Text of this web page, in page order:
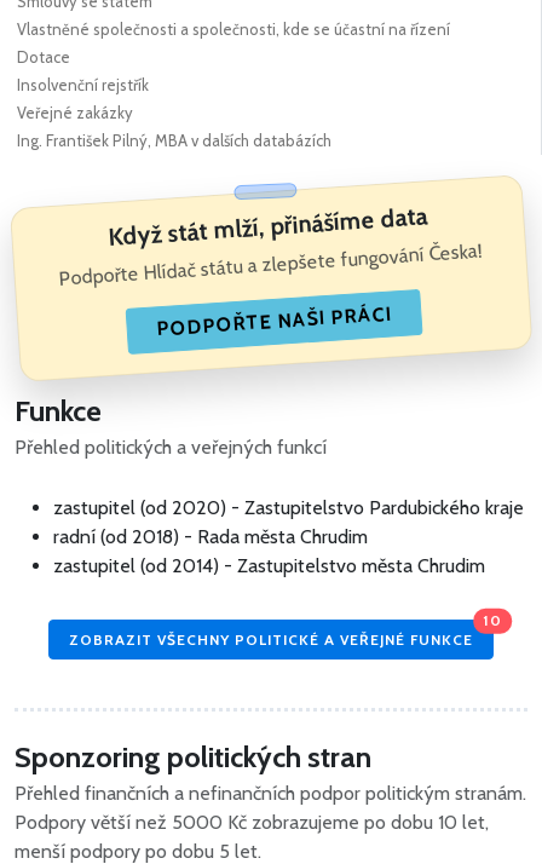
Vlastněné společnosti a společnosti, kde se účastní na řízení
Dotace
Insolvenční rejstřík
Veřejné zakázky
Ing. František Pilný, MBA v dalších databázích
Když stát mlží, přinášíme data
Podpořte Hlídač státu a zlepšete fungování Česka!
PODPOŘTE NAŠI PRÁCI
Funkce
Přehled politických a veřejných funkcí
zastupitel (od 2020) - Zastupitelstvo Pardubického kraje
radní (od 2018) - Rada města Chrudim
zastupitel (od 2014) - Zastupitelstvo města Chrudim
ZOBRAZIT VŠECHNY POLITICKÉ A VEŘEJNÉ FUNKCE
10
Sponzoring politických stran
Přehled finančních a nefinančních podpor politickým stranám.
Podpory větší než 5000 Kč zobrazujeme po dobu 10 let,
menší podpory po dobu 5 let.